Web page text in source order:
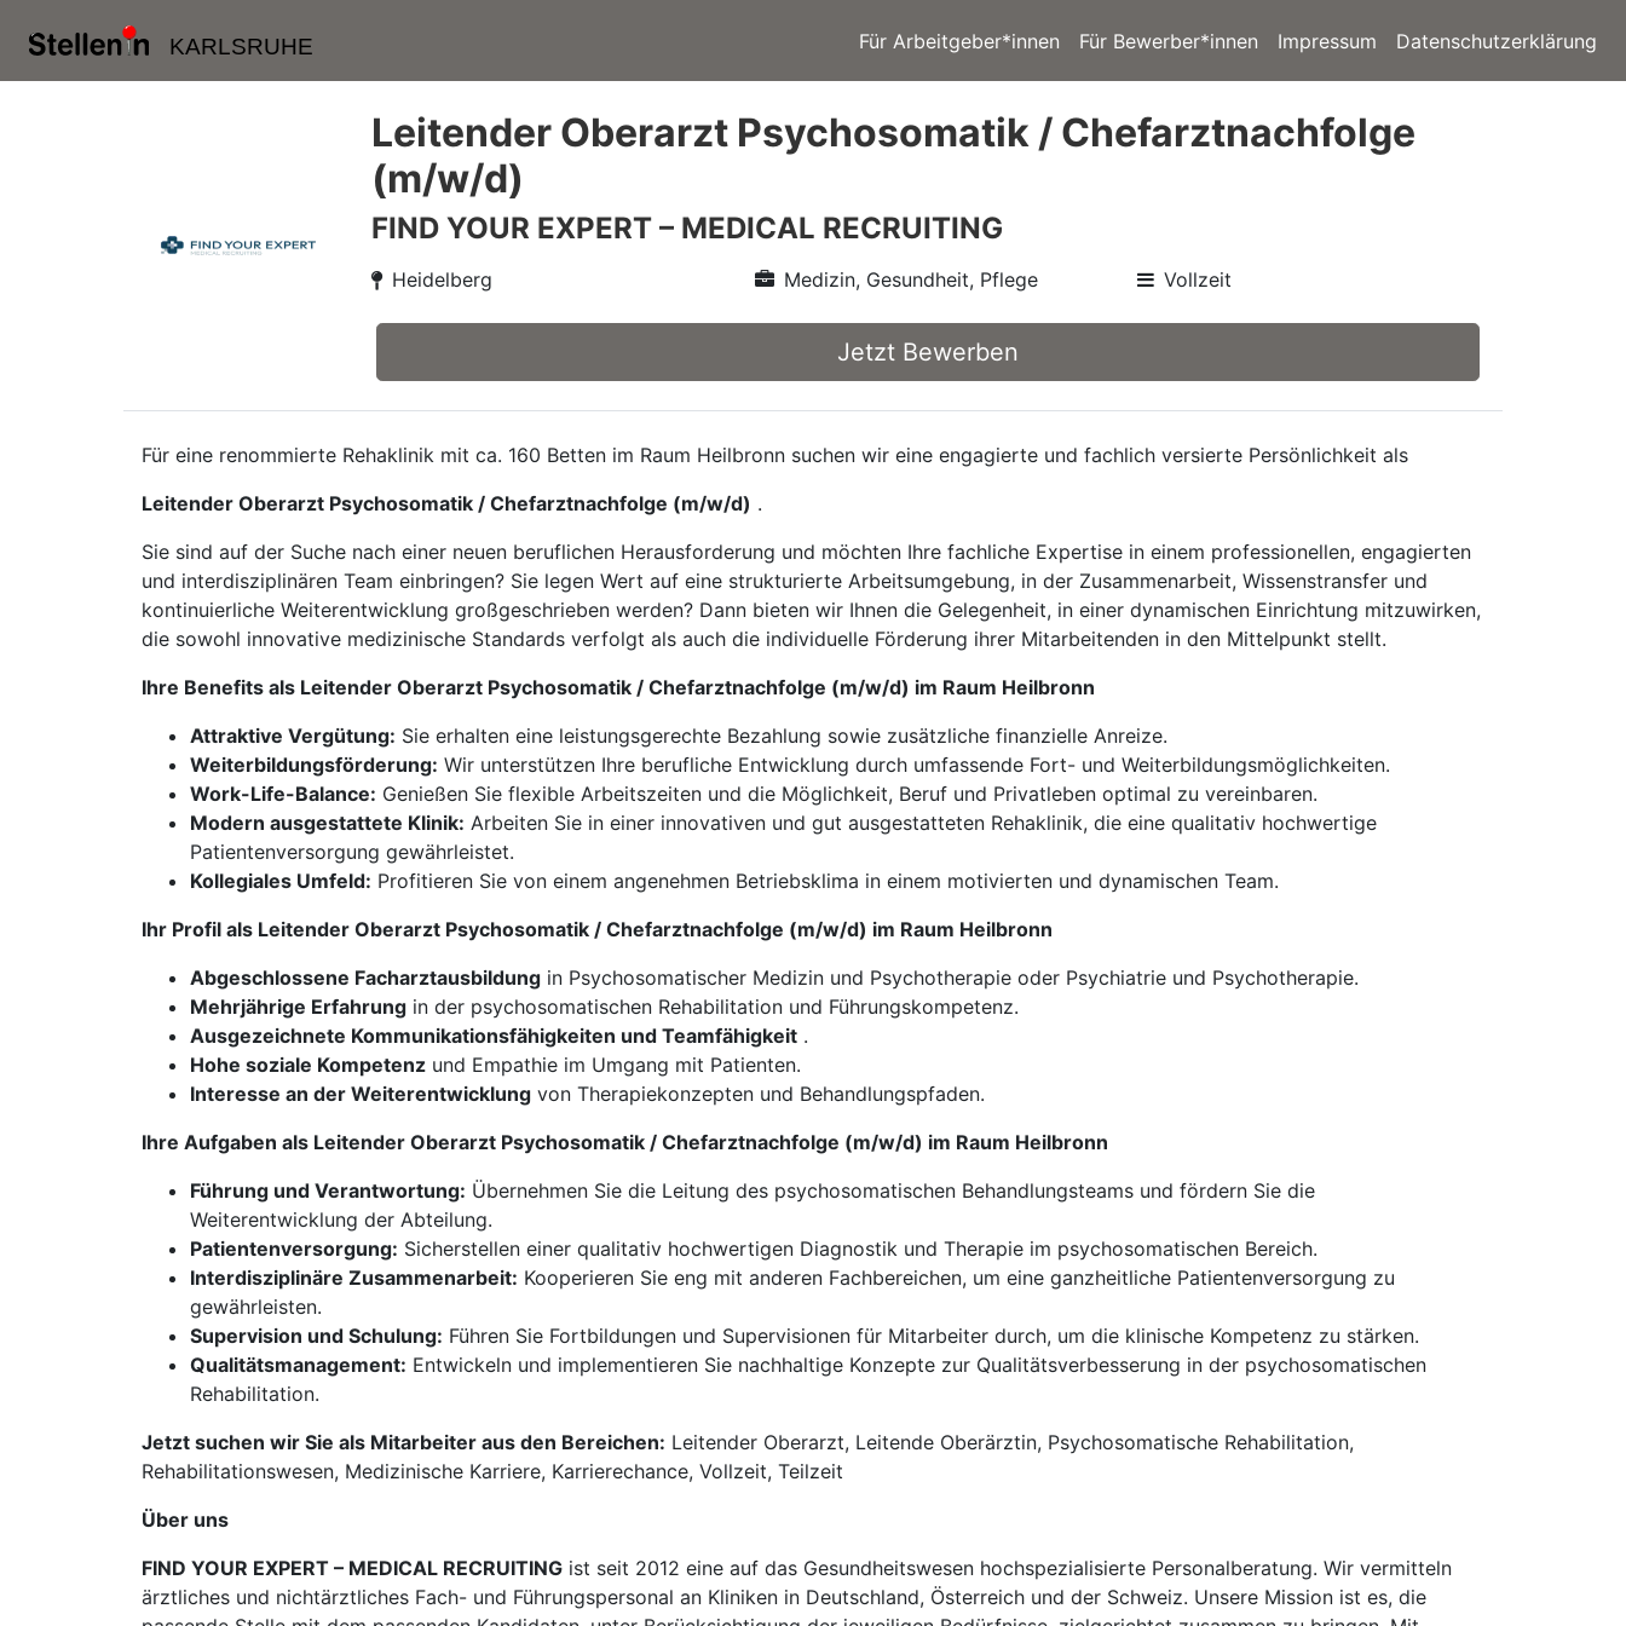
KARLSRUHE Für Arbeitgeber*innen Für Bewerber*innen Impressum Datenschutzerklärung
Leitender Oberarzt Psychosomatik / Chefarztnachfolge
(m/w/d)
FIND YOUR EXPERT – MEDICAL RECRUITING
Heidelberg Medizin, Gesundheit, Pflege Vollzeit
Jetzt Bewerben
Für eine renommierte Rehaklinik mit ca. 160 Betten im Raum Heilbronn suchen wir eine engagierte und fachlich versierte Persönlichkeit als
Leitender Oberarzt Psychosomatik / Chefarztnachfolge (m/w/d) .
Sie sind auf der Suche nach einer neuen beruflichen Herausforderung und möchten Ihre fachliche Expertise in einem professionellen, engagierten
und interdisziplinären Team einbringen? Sie legen Wert auf eine strukturierte Arbeitsumgebung, in der Zusammenarbeit, Wissenstransfer und
kontinuierliche Weiterentwicklung großgeschrieben werden? Dann bieten wir Ihnen die Gelegenheit, in einer dynamischen Einrichtung mitzuwirken,
die sowohl innovative medizinische Standards verfolgt als auch die individuelle Förderung ihrer Mitarbeitenden in den Mittelpunkt stellt.
Ihre Benefits als Leitender Oberarzt Psychosomatik / Chefarztnachfolge (m/w/d) im Raum Heilbronn
Attraktive Vergütung: Sie erhalten eine leistungsgerechte Bezahlung sowie zusätzliche finanzielle Anreize.
Weiterbildungsförderung: Wir unterstützen Ihre berufliche Entwicklung durch umfassende Fort- und Weiterbildungsmöglichkeiten.
Work-Life-Balance: Genießen Sie flexible Arbeitszeiten und die Möglichkeit, Beruf und Privatleben optimal zu vereinbaren.
Modern ausgestattete Klinik: Arbeiten Sie in einer innovativen und gut ausgestatteten Rehaklinik, die eine qualitativ hochwertige
Patientenversorgung gewährleistet.
Kollegiales Umfeld: Profitieren Sie von einem angenehmen Betriebsklima in einem motivierten und dynamischen Team.
Ihr Profil als Leitender Oberarzt Psychosomatik / Chefarztnachfolge (m/w/d) im Raum Heilbronn
Abgeschlossene Facharztausbildung in Psychosomatischer Medizin und Psychotherapie oder Psychiatrie und Psychotherapie.
Mehrjährige Erfahrung in der psychosomatischen Rehabilitation und Führungskompetenz.
Ausgezeichnete Kommunikationsfähigkeiten und Teamfähigkeit .
Hohe soziale Kompetenz und Empathie im Umgang mit Patienten.
Interesse an der Weiterentwicklung von Therapiekonzepten und Behandlungspfaden.
Ihre Aufgaben als Leitender Oberarzt Psychosomatik / Chefarztnachfolge (m/w/d) im Raum Heilbronn
Führung und Verantwortung: Übernehmen Sie die Leitung des psychosomatischen Behandlungsteams und fördern Sie die
Weiterentwicklung der Abteilung.
Patientenversorgung: Sicherstellen einer qualitativ hochwertigen Diagnostik und Therapie im psychosomatischen Bereich.
Interdisziplinäre Zusammenarbeit: Kooperieren Sie eng mit anderen Fachbereichen, um eine ganzheitliche Patientenversorgung zu
gewährleisten.
Supervision und Schulung: Führen Sie Fortbildungen und Supervisionen für Mitarbeiter durch, um die klinische Kompetenz zu stärken.
Qualitätsmanagement: Entwickeln und implementieren Sie nachhaltige Konzepte zur Qualitätsverbesserung in der psychosomatischen
Rehabilitation.
Jetzt suchen wir Sie als Mitarbeiter aus den Bereichen: Leitender Oberarzt, Leitende Oberärztin, Psychosomatische Rehabilitation,
Rehabilitationswesen, Medizinische Karriere, Karrierechance, Vollzeit, Teilzeit
Über uns
FIND YOUR EXPERT – MEDICAL RECRUITING ist seit 2012 eine auf das Gesundheitswesen hochspezialisierte Personalberatung. Wir vermitteln
ärztliches und nichtärztliches Fach- und Führungspersonal an Kliniken in Deutschland, Österreich und der Schweiz. Unsere Mission ist es, die